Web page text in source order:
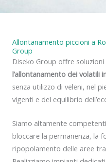
Allontanamento piccioni a
Group
Diseko Group offre
l’allontanamento dei volatili
senza utilizzo di veleni, nel
vigenti e del equilibrio
Siamo altamente
bloccare la permanenza, la
ripopolamento delle aree